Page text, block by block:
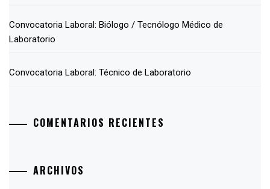
Convocatoria Laboral: Biólogo / Tecnólogo Médico de
Laboratorio
Convocatoria Laboral: Técnico de Laboratorio
COMENTARIOS RECIENTES
ARCHIVOS